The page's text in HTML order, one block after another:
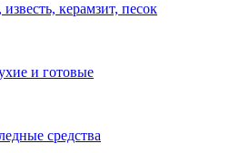
керамзит, песок
и готовые
средства